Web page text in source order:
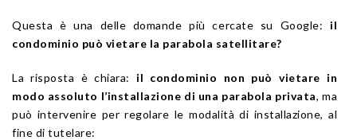
Questa è una delle domande più cercate su Google: il
condominio può vietare la parabola satellitare?
La risposta è chiara: il condominio non può vietare in
modo assoluto l’installazione di una parabola privata, ma
può intervenire per regolare le modalità di installazione, al
fine di tutelare: